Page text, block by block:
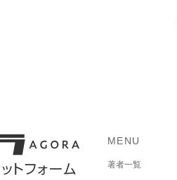
MENU
著者一覧